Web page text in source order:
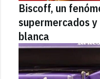
Biscoff, un
supermercados
blanca